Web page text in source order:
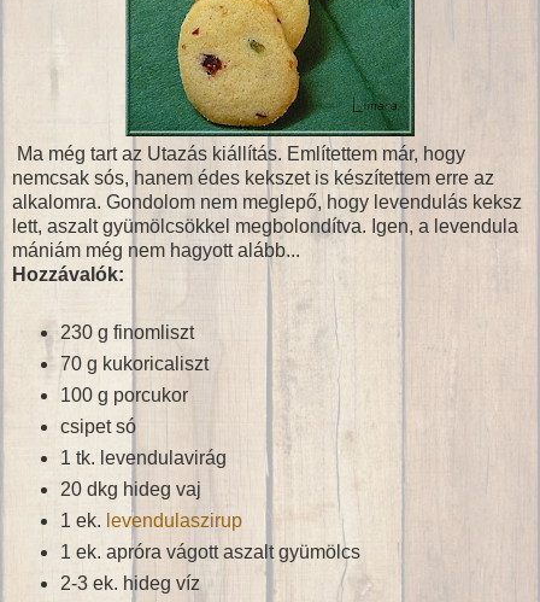
Ma még tart az Utazás kiállítás. Említettem már, hogy
nemcsak sós, hanem édes kekszet is készítettem erre az
alkalomra. Gondolom nem meglepő, hogy levendulás keksz
lett, aszalt gyümölcsökkel megbolondítva. Igen, a levendula
mániám még nem hagyott alább...
Hozzávalók:
230 g finomliszt
70 g kukoricaliszt
100 g porcukor
csipet só
1 tk. levendulavirág
20 dkg hideg vaj
1 ek. levendulaszirup
1 ek. apróra vágott aszalt gyümölcs
2-3 ek. hideg víz